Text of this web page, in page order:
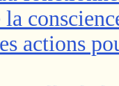
actions